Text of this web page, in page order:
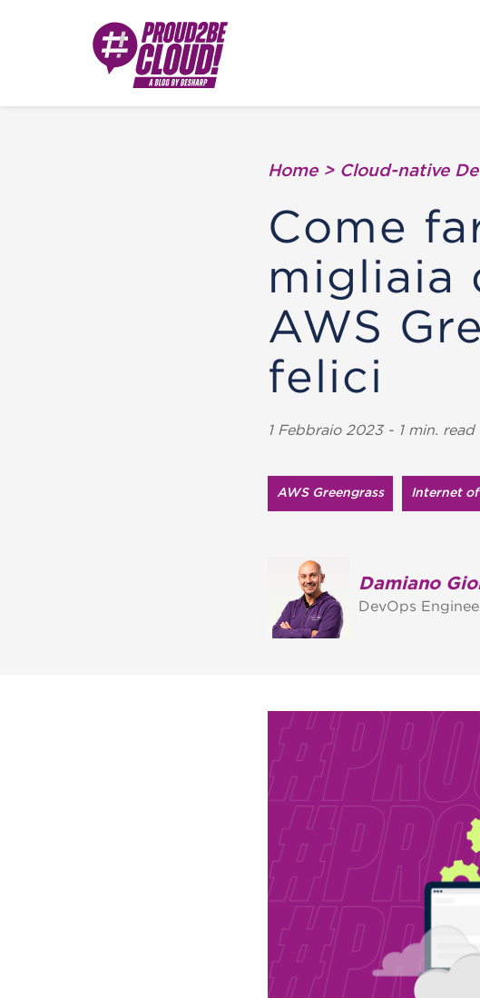
Home > Cloud-native
Come
migliaia
AWS
felici
1 Febbraio 2023 - 1 min. read
AWS Greengrass Internet
Damiano
DevOps